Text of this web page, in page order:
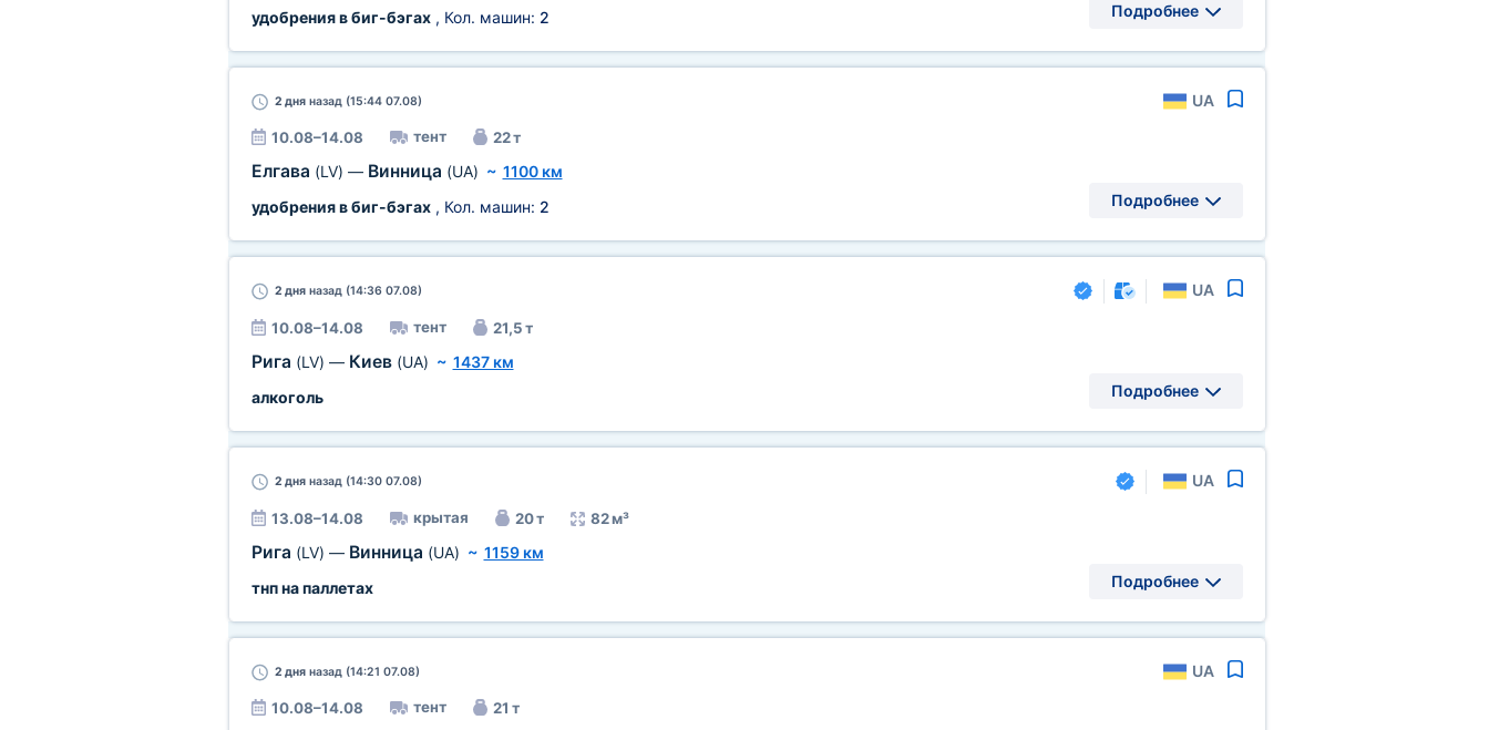
удобрения в биг-бэгах, Кол. машин: 2 Подробнее
2 дняназад (15:44 07.08) UA
10.08–14.08 тент 22 т
Елгава (LV) — Винница (UA) ~ 1100 км
удобрения в биг-бэгах, Кол. машин: 2 Подробнее
2 дняназад (14:36 07.08) UA
10.08–14.08 тент 21,5 т
Рига (LV) — Киев (UA) ~ 1437 км
алкоголь
Подробнее
2 дняназад (14:30 07.08) UA
13.08–14.08 крытая 20 т 82 м³
Рига (LV) — Винница (UA) ~ 1159 км
тнп на паллетах
Подробнее
2 дняназад (14:21 07.08) UA
10.08–14.08 тент 21 т